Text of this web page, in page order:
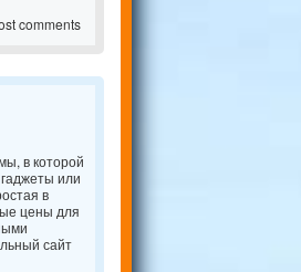
comments
в которой
или
в
цены для
сайт